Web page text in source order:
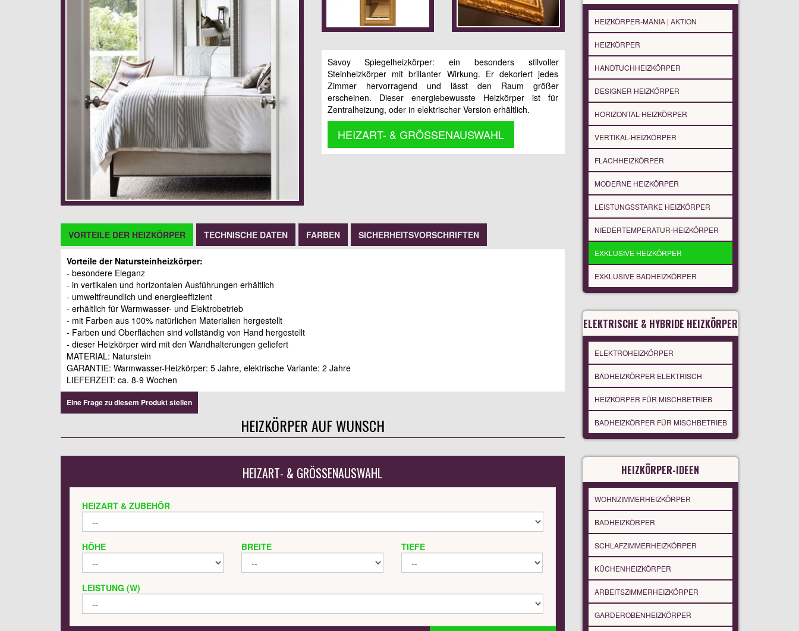
Savoy Spiegelheizkörper: ein besonders stilvoller
Steinheizkörper mit brillanter Wirkung. Er dekoriert jedes
Zimmer hervorragend und lässt den Raum größer
erscheinen. Dieser energiebewusste Heizkörper ist für
Zentralheizung, oder in elektrischer Version erhältlich.
HEIZART- & GRÖSSENAUSWAHL
VORTEILE DER HEIZKÖRPER TECHNISCHE DATEN FARBEN SICHERHEITSVORSCHRIFTEN
Vorteile der Natursteinheizkörper:
- besondere Eleganz
- in vertikalen und horizontalen Ausführungen erhältlich
- umweltfreundlich und energieeffizient
- erhältlich für Warmwasser- und Elektrobetrieb
- mit Farben aus 100% natürlichen Materialien hergestellt
- Farben und Oberflächen sind vollständig von Hand hergestellt
- dieser Heizkörper wird mit den Wandhalterungen geliefert
MATERIAL: Naturstein
GARANTIE: Warmwasser-Heizkörper: 5 Jahre, elektrische Variante: 2 Jahre
LIEFERZEIT: ca. 8-9 Wochen
Eine Frage zu diesem Produkt stellen
HEIZKÖRPER AUF WUNSCH
HEIZART- & GRÖSSENAUSWAHL
HEIZART & ZUBEHÖR
HÖHE BREITE TIEFE
LEISTUNG (W)
HEIZKÖRPER-MANIA | AKTION
HEIZKÖRPER
HANDTUCHHEIZKÖRPER
DESIGNER HEIZKÖRPER
HORIZONTAL-HEIZKÖRPER
VERTIKAL-HEIZKÖRPER
FLACHHEIZKÖRPER
MODERNE HEIZKÖRPER
LEISTUNGSSTARKE HEIZKÖRPER
NIEDERTEMPERATUR-HEIZKÖRPER
EXKLUSIVE HEIZKÖRPER
EXKLUSIVE BADHEIZKÖRPER
ELEKTRISCHE & HYBRIDE HEIZKÖRPER
ELEKTROHEIZKÖRPER
BADHEIZKÖRPER ELEKTRISCH
HEIZKÖRPER FÜR MISCHBETRIEB
BADHEIZKÖRPER FÜR MISCHBETRIEB
HEIZKÖRPER-IDEEN
WOHNZIMMERHEIZKÖRPER
BADHEIZKÖRPER
SCHLAFZIMMERHEIZKÖRPER
KÜCHENHEIZKÖRPER
ARBEITSZIMMERHEIZKÖRPER
GARDEROBENHEIZKÖRPER